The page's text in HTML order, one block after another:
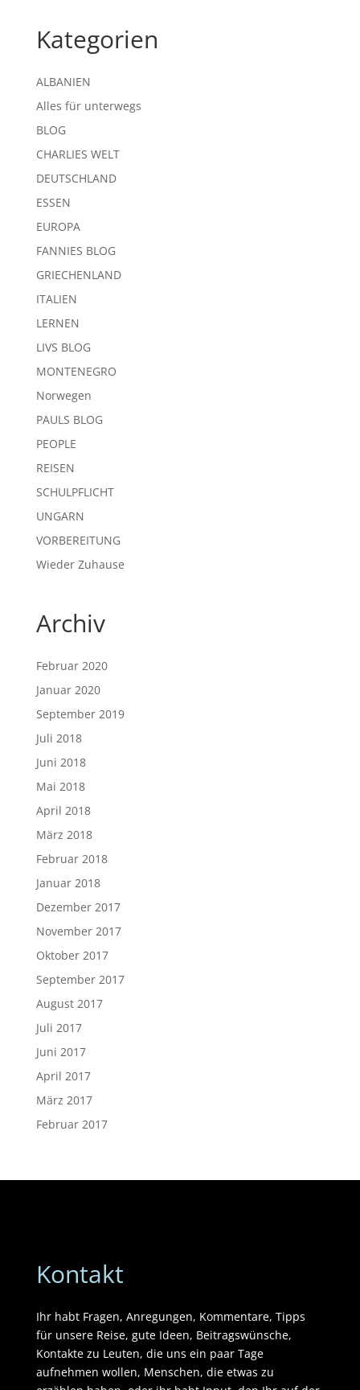
Kategorien
ALBANIEN
Alles für unterwegs
BLOG
CHARLIES WELT
DEUTSCHLAND
ESSEN
EUROPA
FANNIES BLOG
GRIECHENLAND
ITALIEN
LERNEN
LIVS BLOG
MONTENEGRO
Norwegen
PAULS BLOG
PEOPLE
REISEN
SCHULPFLICHT
UNGARN
VORBEREITUNG
Wieder Zuhause
Archiv
Februar 2020
Januar 2020
September 2019
Juli 2018
Juni 2018
Mai 2018
April 2018
März 2018
Februar 2018
Januar 2018
Dezember 2017
November 2017
Oktober 2017
September 2017
August 2017
Juli 2017
Juni 2017
April 2017
März 2017
Februar 2017
Kontakt
Ihr habt Fragen, Anregungen, Kommentare, Tipps
für unsere Reise, gute Ideen, Beitragswünsche,
Kontakte zu Leuten, die uns ein paar Tage
aufnehmen wollen, Menschen, die etwas zu